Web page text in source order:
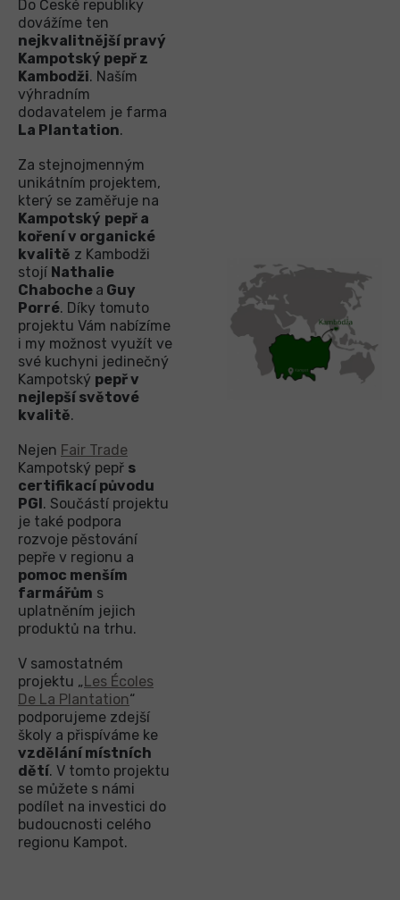
Do České republiky
dovážíme ten
nejkvalitnější pravý
Kampotský pepř z
Kambodži. Naším
výhradním
dodavatelem je farma
La Plantation.
Za stejnojmenným
unikátním projektem,
který se zaměřuje na
Kampotský pepř a
koření v organické
kvalitě z Kambodži
stojí Nathalie
Chaboche a Guy
Porré. Díky tomuto
projektu Vám nabízíme
i my možnost využít ve
své kuchyni jedinečný
Kampotský pepř v
nejlepší světové
kvalitě.
Nejen Fair Trade
Kampotský pepř s
certifikací původu
PGI. Součástí projektu
je také podpora
rozvoje pěstování
pepře v regionu a
pomoc menším
farmářům s
uplatněním jejich
produktů na trhu.
V samostatném
projektu „Les Écoles
De La Plantation“
podporujeme zdejší
školy a přispíváme ke
vzdělání místních
dětí. V tomto projektu
se můžete s námi
podílet na investici do
budoucnosti celého
regionu Kampot.